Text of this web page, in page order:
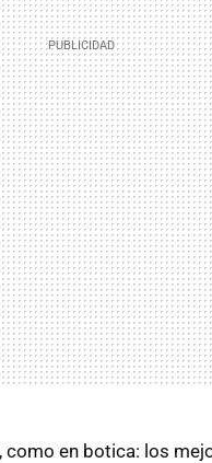
como en botica: los